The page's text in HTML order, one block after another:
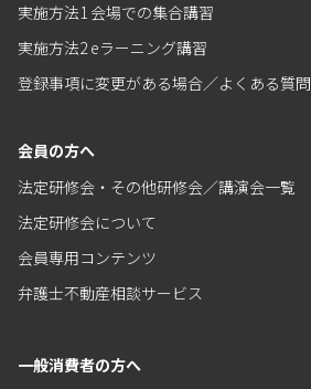
実施方法1 会場での集合講習
実施方法2 eラーニング講習
登録事項に変更がある場合／よくある質問
会員の方へ
法定研修会・その他研修会／講演会一覧
法定研修会について
会員専用コンテンツ
弁護士不動産相談サービス
一般消費者の方へ